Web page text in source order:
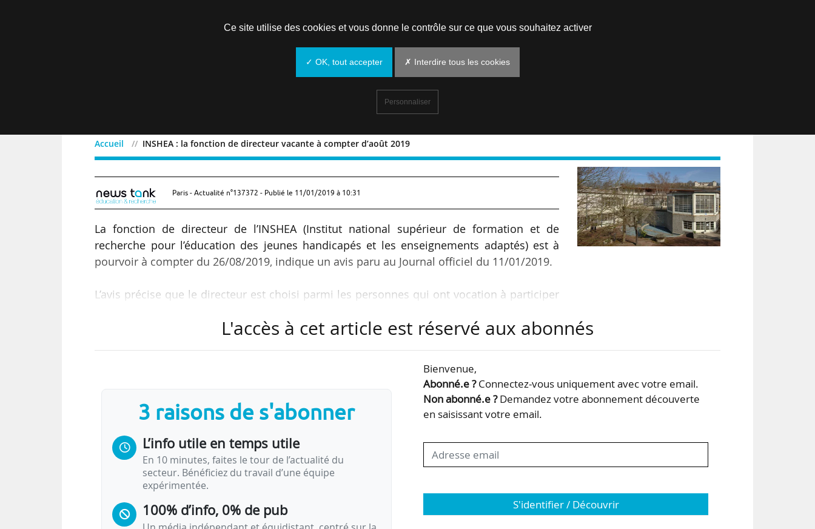
Accueil INSHEA : la fonction de directeur vacante à compter d’août 2019
INSHEA : la fonction de directeur vacante à compter d’août 2019
Paris - Actualité n°137372 - Publié le 11/01/2019 à 10:31
La fonction de directeur de l’INSHEA (Institut national supérieur de formation et de
recherche pour l’éducation des jeunes handicapés et les enseignements adaptés) est à
pourvoir à compter du 26/08/2019, indique un avis paru au Journal officiel du 11/01/2019.
L’avis précise que le directeur est choisi parmi les personnes qui ont vocation à participer
chargé de l’enseignement supérieur et du ministre chargé de l’éducation nationale, après
Il ou elle succédera à José Puig, qui occupe cette fonction depuis septembre 2013, et ne
peut donc se représenter ayant effectué deux mandats.
L’INSHEA…
L'accès à cet article est réservé aux abonnés
3 raisons de s'abonner
L’info utile en temps utile
En 10 minutes, faites le tour de l’actualité du
secteur. Bénéficiez du travail d’une équipe
expérimentée.
100% d’info, 0% de pub
Bienvenue,
Abonné.e ?Connectez-vous uniquement avec votre email.
Non abonné.e ?Demandez votre abonnement découverte
en saisissant votre email.
S'identifier / Découvrir
Ce site utilise des cookies et vous donne le contrôle sur ce que vous souhaitez activer
✓ OK, tout accepter ✗ Interdire tous les cookies
Personnaliser